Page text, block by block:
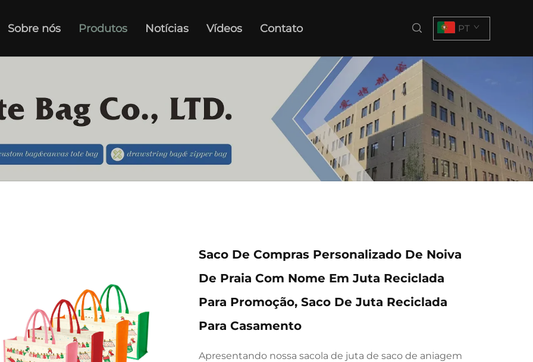
Sobre nós Produtos Notícias Vídeos Contato PT
Saco De Compras Personalizado De Noiva
De Praia Com Nome Em Juta Reciclada
Para Promoção, Saco De Juta Reciclada
Para Casamento
Apresentando nossa sacola de juta de saco de aniagem